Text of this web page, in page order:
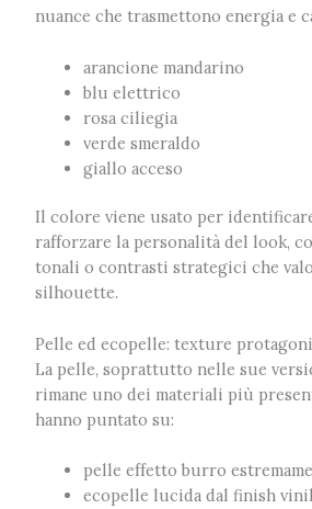
nuance che trasmettono energia e
arancione mandarino
blu elettrico
rosa ciliegia
verde smeraldo
giallo acceso
Il colore viene usato per
rafforzare la personalità del look,
tonali o contrasti strategici che
silhouette.
Pelle ed ecopelle: texture
La pelle, soprattutto nelle sue
rimane uno dei materiali più
hanno puntato su:
pelle effetto burro
ecopelle lucida dal finish